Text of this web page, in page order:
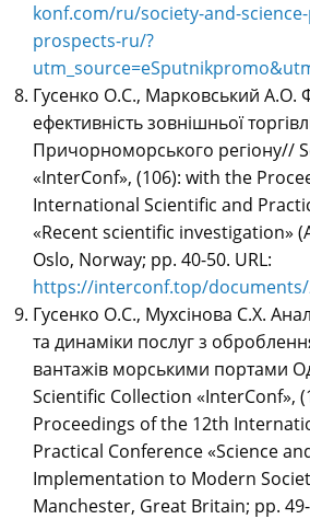
konf.com/ru/society-and-
prospects-ru/?
Гусенко О.С., Марковський А.О.
ефективність зовнішньої
Причорноморського регіону//
«InterConf», (106): with the
International Scientific and
«Recent scientific investigation»
Oslo, Norway; pp. 40-50. URL:
https://interconf.top/documents/
Гусенко О.С., Мухсінова С.Х.
та динаміки послуг з
вантажів морськими портами
Scientific Collection «InterConf»,
Proceedings of the 12th
Practical Conference «Science
Implementation to Modern
Manchester, Great Britain; pp. 49-